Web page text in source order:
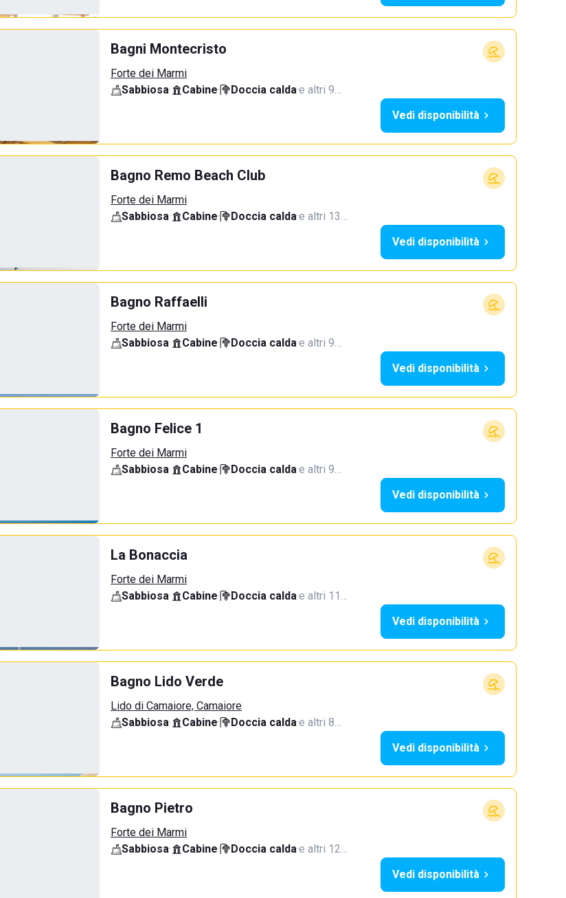
Bagni Montecristo
Forte dei Marmi
Sabbiosa· Cabine· Doccia calda·e altri 9…
Vedi disponibilità
Bagno Remo Beach Club
Forte dei Marmi
Sabbiosa· Cabine· Doccia calda·e altri 13…
Vedi disponibilità
Bagno Raffaelli
Forte dei Marmi
Sabbiosa· Cabine· Doccia calda·e altri 9…
Vedi disponibilità
Bagno Felice 1
Forte dei Marmi
Sabbiosa· Cabine· Doccia calda·e altri 9…
Vedi disponibilità
La Bonaccia
Forte dei Marmi
Sabbiosa· Cabine· Doccia calda·e altri 11…
Vedi disponibilità
Bagno Lido Verde
Lido di Camaiore, Camaiore
Sabbiosa· Cabine· Doccia calda·e altri 8…
Vedi disponibilità
Bagno Pietro
Forte dei Marmi
Sabbiosa· Cabine· Doccia calda·e altri 12…
Vedi disponibilità